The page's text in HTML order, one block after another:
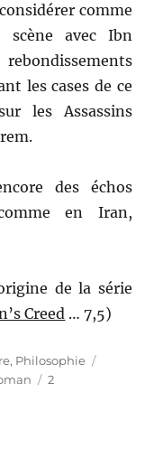
comme
scène avec Ibn
les cases de ce
les Assassins
des échos
en Iran,
de la série
Creed … 7,5)
, Philosophie
2